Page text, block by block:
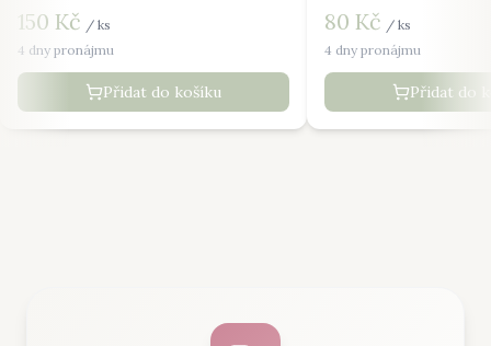
150 Kč / ks
4 dny pronájmu
Přidat do košíku
80 Kč / ks
4 dny pronájmu
Přidat do